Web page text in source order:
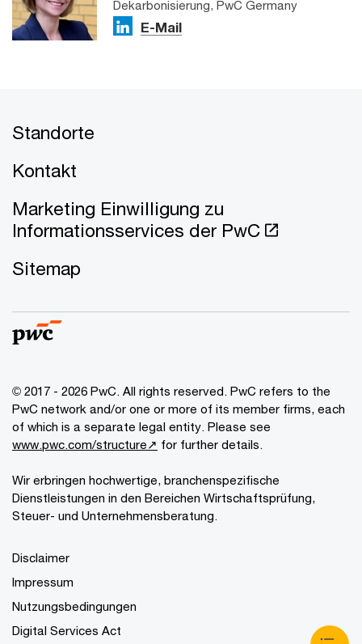
Dekarbonisierung, PwC Germany
E-Mail
Standorte
Kontakt
Marketing Einwilligung zu
Informationsservices der PwC
Sitemap
© 2017 - 2026 PwC. All rights reserved. PwC refers to the
PwC network and/or one or more of its member firms, each
of which is a separate legal entity. Please see
www.pwc.com/structure↗ for further details.
Wir erbringen hochwertige, branchenspezifische
Dienstleistungen in den Bereichen Wirtschaftsprüfung,
Steuer- und Unternehmensberatung.
Disclaimer
Impressum
Nutzungsbedingungen
Digital Services Act